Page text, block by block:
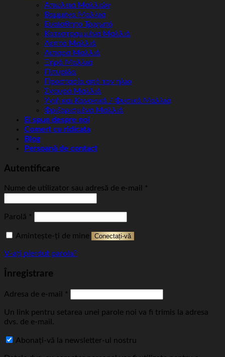
Απώλεια Μαλλιών
Βαμμένα Μαλλιά
Ευαίσθητο Τριχωτό
Κατεστραμμένα Μαλλιά
Λεπτά Μαλλιά
Λιπαρά Μαλλιά
Ξηρά Μαλλιά
Πιτυρίδα
Προστασία από τον ήλιο
Σγουρά Μαλλιά
Υγιή και Κανονικά / Φυσικά Μαλλιά
Φριζαρισμένα Μαλλιά
Ei spun despre noi
Comerț cu ridicata
Blog
Persoană de contact
Autentificare
Nume de utilizator sau adresă de e-mail *
Parolă *
Amintește-ți de mine Conectați-vă
V-ați pierdut parola?
Înregistrare
Adresa de e-mail *
Un link pentru setarea unei parole noi va fi trimis la adresa
dvs. de e-mail.
Abonați-vă la newsletter-ul nostru